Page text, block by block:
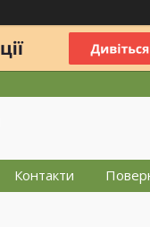
Контакти